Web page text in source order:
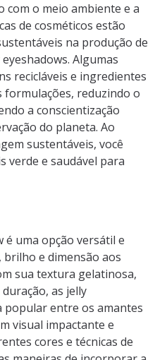
com o meio ambiente e a
de cosméticos estão
na produção de
Algumas
recicláveis e ingredientes
formulações, reduzindo o
a conscientização
do planeta. Ao
sustentáveis, você
e saudável para
é uma opção versátil e
e dimensão aos
sua textura gelatinosa,
as jelly
popular entre os amantes
visual impactante e
cores e técnicas de